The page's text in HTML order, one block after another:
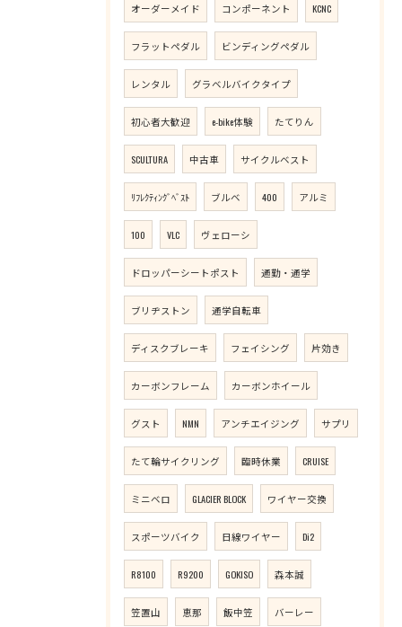
オーダーメイド コンポーネント KCNC
フラットペダル ビンディングペダル
レンタル グラベルバイクタイプ
初心者大歓迎 e-bike体験 たてりん
SCULTURA 中古車 サイクルベスト
ﾘﾌﾚｸﾃｨﾝｸﾞﾍﾞｽﾄ ブルベ 400 アルミ
100 VLC ヴェローシ
ドロッパーシートポスト 通勤・通学
ブリヂストン 通学自転車
ディスクブレーキ フェイシング 片効き
カーボンフレーム カーボンホイール
グスト NMN アンチエイジング サプリ
たて輪サイクリング 臨時休業 CRUISE
ミニベロ GLACIER BLOCK ワイヤー交換
スポーツバイク 日線ワイヤー Di2
R8100 R9200 GOKISO 森本誠
笠置山 恵那 飯中笠 バーレー